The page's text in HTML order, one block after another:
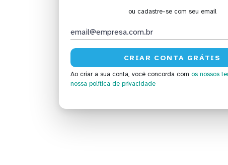
ou cadastre-se com seu email
Ao criar a sua conta, você concorda com os nossos
nossa política de privacidade